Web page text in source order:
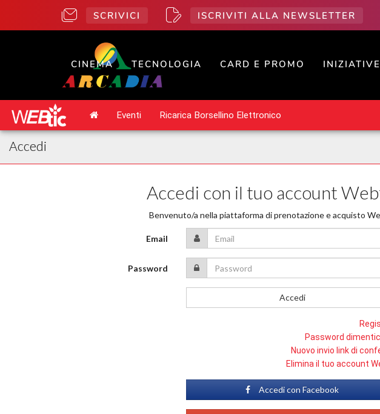
SCRIVICI ISCRIVITI ALLA NEWSLETTER
CINEMA TECNOLOGIA CARD E PROMO INIZIATIVE